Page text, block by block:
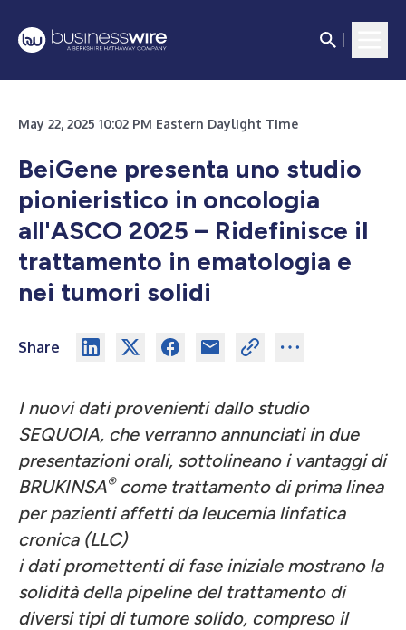
May 22, 2025 10:02 PM Eastern Daylight Time
BeiGene presenta uno studio
pionieristico in oncologia
all'ASCO 2025 – Ridefinisce il
trattamento in ematologia e
nei tumori solidi
Share
I nuovi dati provenienti dallo studio
SEQUOIA, che verranno annunciati in due
presentazioni orali, sottolineano i vantaggi di
BRUKINSA®come trattamento di prima linea
per pazienti affetti da leucemia linfatica
cronica (LLC)
i dati promettenti di fase iniziale mostrano la
solidità della pipeline del trattamento di
diversi tipi di tumore solido, compreso il